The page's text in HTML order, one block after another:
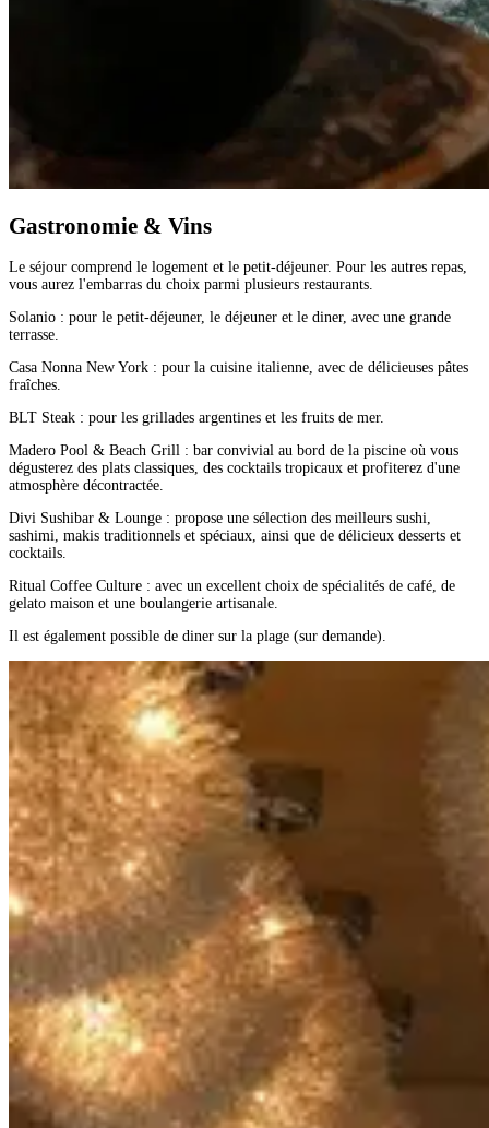
Gastronomie & Vins
Le séjour comprend le logement et le petit-déjeuner. Pour les autres repas,
vous aurez l'embarras du choix parmi plusieurs restaurants.
Solanio : pour le petit-déjeuner, le déjeuner et le diner, avec une grande
terrasse.
Casa Nonna New York : pour la cuisine italienne, avec de délicieuses pâtes
fraîches.
BLT Steak : pour les grillades argentines et les fruits de mer.
Madero Pool & Beach Grill : bar convivial au bord de la piscine où vous
dégusterez des plats classiques, des cocktails tropicaux et profiterez d'une
atmosphère décontractée.
Divi Sushibar & Lounge : propose une sélection des meilleurs sushi,
sashimi, makis traditionnels et spéciaux, ainsi que de délicieux desserts et
cocktails.
Ritual Coffee Culture : avec un excellent choix de spécialités de café, de
gelato maison et une boulangerie artisanale.
Il est également possible de diner sur la plage (sur demande).